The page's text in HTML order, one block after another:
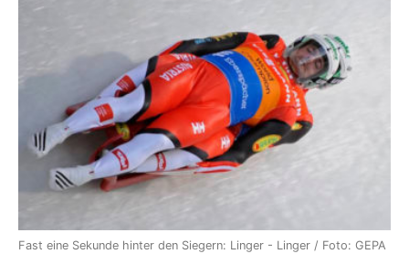
Fast eine Sekunde hinter den Siegern: Linger - Linger / Foto: GEPA